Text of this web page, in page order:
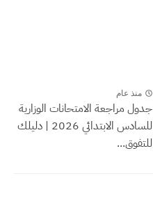
منذ عام
جدول مراجعة الامتحانات الوزارية
للسادس الابتدائي 2026 | دليلك
للتفوق...